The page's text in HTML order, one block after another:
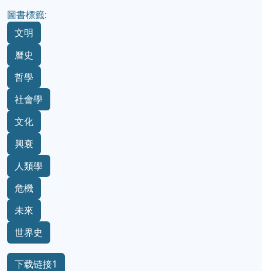
圖書標籤:
文明
曆史
哲學
社會學
文化
興衰
人類學
危機
未來
世界史
下载链接1